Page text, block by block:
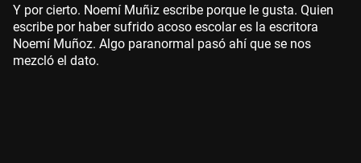
Y por cierto. Noemí Muñiz escribe porque le gusta. Quien
escribe por haber sufrido acoso escolar es la escritora
Noemí Muñoz. Algo paranormal pasó ahí que se nos
mezcló el dato.